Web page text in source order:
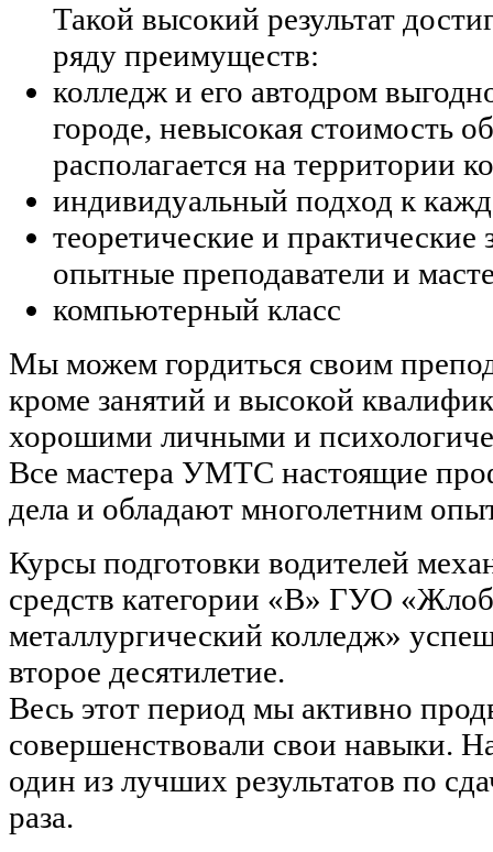
Такой высокий результат
ряду преимуществ:
колледж и его автодром
городе, невысокая стоимость
располагается на территории
индивидуальный подход к
теоретические и практические
опытные преподаватели и
компьютерный класс
Мы можем гордиться своим
кроме занятий и высокой
хорошими личными и
Все мастера УМТС настоящие
дела и обладают многолетним
Курсы подготовки водителей
средств категории «В» ГУО
металлургический колледж»
второе десятилетие.
Весь этот период мы активно
совершенствовали свои навыки.
один из лучших результатов по
раза.